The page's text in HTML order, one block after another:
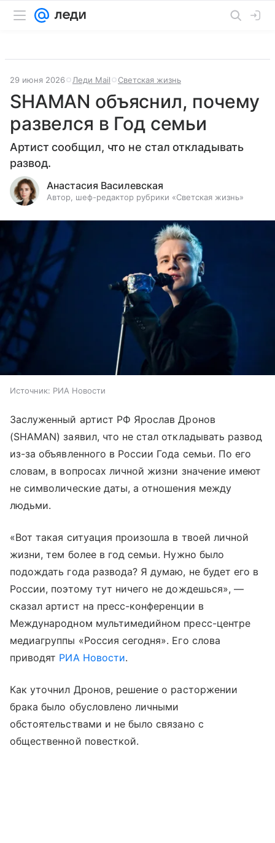
29 июня 2026 Леди Mail Светская жизнь
SHAMAN объяснил, почему
развелся в Год семьи
Артист сообщил, что не стал откладывать
развод.
Анастасия Василевская
Автор, шеф-редактор рубрики «Светская жизнь»
Источник: РИА Новости
Заслуженный артист РФ Ярослав Дронов
(SHAMAN) заявил, что не стал откладывать развод
из-за объявленного в России Года семьи. По его
словам, в вопросах личной жизни значение имеют
не символические даты, а отношения между
людьми.
«Вот такая ситуация произошла в твоей личной
жизни, тем более в год семьи. Нужно было
подождать года развода? Я думаю, не будет его в
России, поэтому тут ничего не дождешься», —
сказал артист на пресс-конференции в
Международном мультимедийном пресс-центре
медиагруппы «Россия сегодня». Его слова
приводят РИА Новости.
Как уточнил Дронов, решение о расторжении
брака было обусловлено личными
обстоятельствами и не было связано с
общественной повесткой.